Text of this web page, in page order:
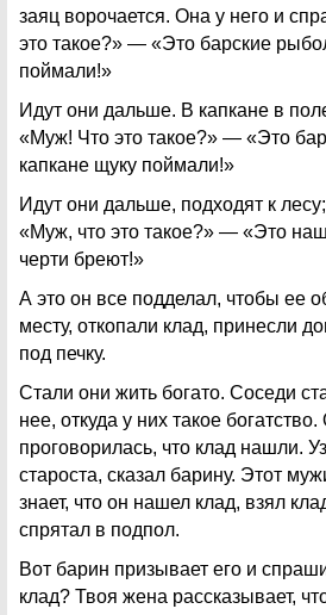
заяц ворочается. Она у него и
это такое?» — «Это барские
поймали!»
Идут они дальше. В капкане в
«Муж! Что это такое?» — «Это
капкане щуку поймали!»
Идут они дальше, подходят к
«Муж, что это такое?» — «Это
черти бреют!»
А это он все подделал, чтобы ее
месту, откопали клад, принесли
под печку.
Стали они жить богато. Соседи
нее, откуда у них такое
проговорилась, что клад нашли.
староста, сказал барину. Этот
знает, что он нашел клад, взял
спрятал в подпол.
Вот барин призывает его и
клад? Твоя жена рассказывает,